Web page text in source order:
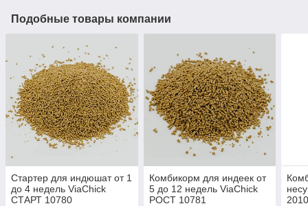
Подобные товары компании
Стартер для индюшат от 1
до 4 недель ViaChick
СТАРТ 10780
Комбикорм для индеек от
5 до 12 недель ViaChick
РОСТ 10781